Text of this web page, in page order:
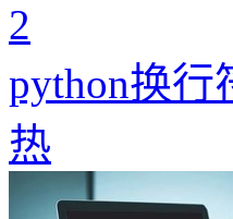
2
python换行
热